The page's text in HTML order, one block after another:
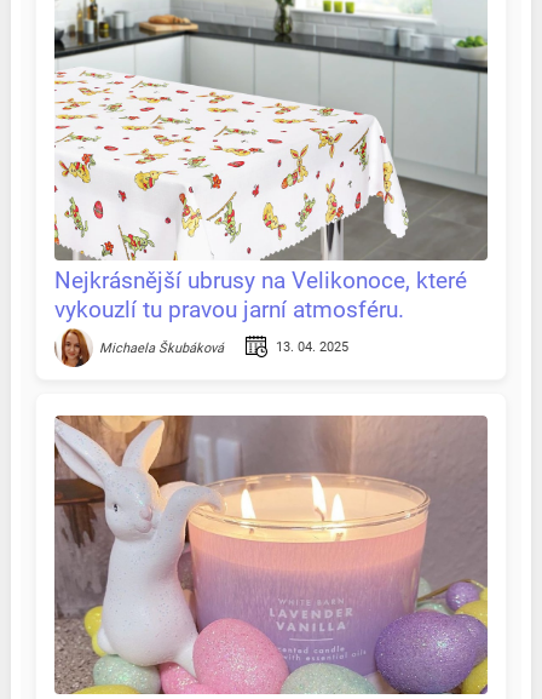
Nejkrásnější ubrusy na Velikonoce, které
vykouzlí tu pravou jarní atmosféru.
Recenze & tipy na jednom místě
Michaela Škubáková 13. 04. 2025